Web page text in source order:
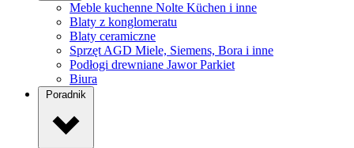
Meble kuchenne Nolte Küchen i inne
Blaty z konglomeratu
Blaty ceramiczne
Sprzęt AGD Miele, Siemens, Bora i inne
Podłogi drewniane Jawor Parkiet
Biura